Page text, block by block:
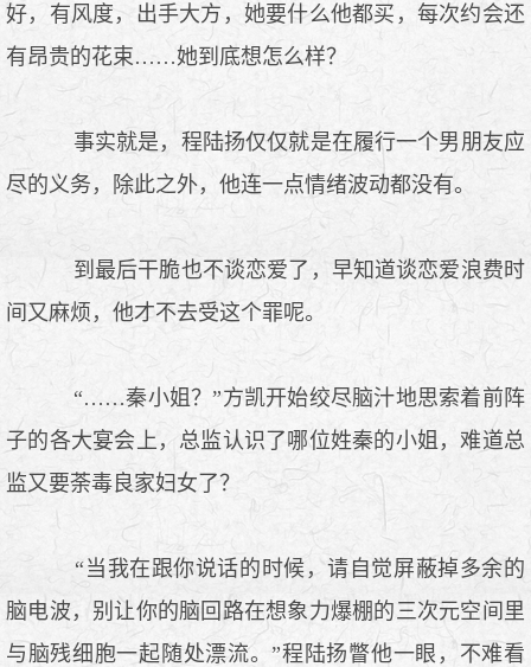
好，有风度，出手大方，她要什么他都买，每次约会还
有昂贵的花束……她到底想怎么样？
事实就是，程陆扬仅仅就是在履行一个男朋友应
尽的义务，除此之外，他连一点情绪波动都没有。
到最后干脆也不谈恋爱了，早知道谈恋爱浪费时
间又麻烦，他才不去受这个罪呢。
“……秦小姐？”方凯开始绞尽脑汁地思索着前阵
子的各大宴会上，总监认识了哪位姓秦的小姐，难道总
监又要荼毒良家妇女了？
“当我在跟你说话的时候，请自觉屏蔽掉多余的
脑电波，别让你的脑回路在想象力爆棚的三次元空间里
与脑残细胞一起随处漂流。”程陆扬瞥他一眼，不难看